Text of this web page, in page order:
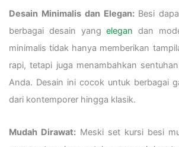
Desain Minimalis dan Elegan:Besi
berbagai desain yangelegan dan
minimalis tidak hanya memberikan
rapi, tetapi juga menambahkan
Anda. Desain ini cocok untuk berbagai
dari kontemporer hingga klasik.
Mudah Dirawat: Meski set kursi besi